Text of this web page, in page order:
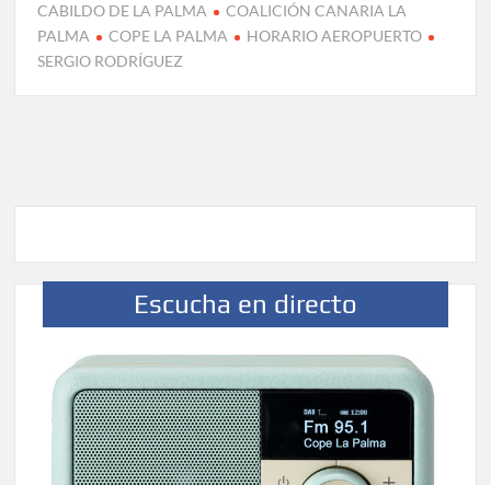
CABILDO DE LA PALMA
COALICIÓN CANARIA LA
PALMA
COPE LA PALMA
HORARIO AEROPUERTO
SERGIO RODRÍGUEZ
Escucha en directo